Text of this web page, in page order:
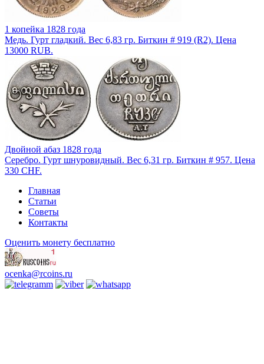
1 копейка 1828 года
Медь. Гурт гладкий. Вес 6,83 гр. Биткин # 919 (R2). Цена
13000 RUB.
Двойной абаз 1828 года
Серебро. Гурт шнуровидный. Вес 6,31 гр. Биткин # 957. Цена
330 CHF.
Главная
Статьи
Советы
Контакты
Оценить монету бесплатно
ocenka@rcoins.ru